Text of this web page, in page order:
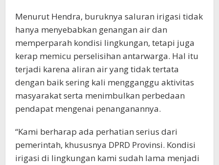
Menurut Hendra, buruknya saluran irigasi tidak
hanya menyebabkan genangan air dan
memperparah kondisi lingkungan, tetapi juga
kerap memicu perselisihan antarwarga. Hal itu
terjadi karena aliran air yang tidak tertata
dengan baik sering kali mengganggu aktivitas
masyarakat serta menimbulkan perbedaan
pendapat mengenai penanganannya.
“Kami berharap ada perhatian serius dari
pemerintah, khususnya DPRD Provinsi. Kondisi
irigasi di lingkungan kami sudah lama menjadi